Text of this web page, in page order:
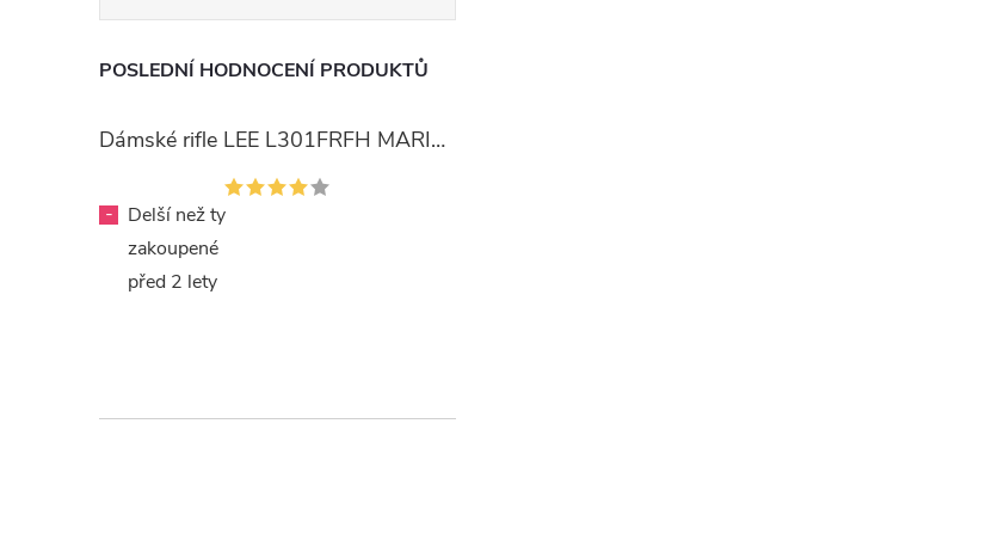
POSLEDNÍ HODNOCENÍ PRODUKTŮ
Dámské rifle LEE L301FRFH MARION STRAIGHT RINSE
-
Delší než ty
zakoupené
před 2 lety